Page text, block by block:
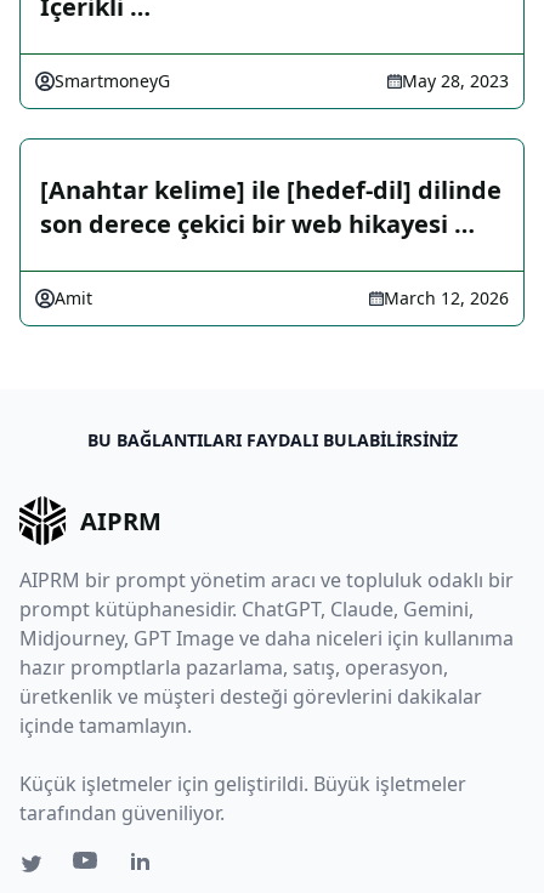
İçerikli …
SmartmoneyG May 28, 2023
[Anahtar kelime] ile [hedef-dil] dilinde
son derece çekici bir web hikayesi …
Amit March 12, 2026
BU BAĞLANTILARI FAYDALI BULABILIRSINIZ
AIPRM
AIPRM bir prompt yönetim aracı ve topluluk odaklı bir
prompt kütüphanesidir. ChatGPT, Claude, Gemini,
Midjourney, GPT Image ve daha niceleri için kullanıma
hazır promptlarla pazarlama, satış, operasyon,
üretkenlik ve müşteri desteği görevlerini dakikalar
içinde tamamlayın.
Küçük işletmeler için geliştirildi. Büyük işletmeler
tarafından güveniliyor.